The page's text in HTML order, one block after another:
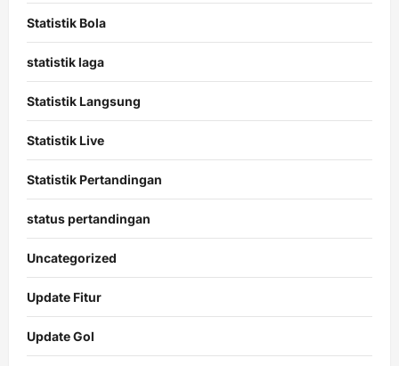
Statistik Bola
statistik laga
Statistik Langsung
Statistik Live
Statistik Pertandingan
status pertandingan
Uncategorized
Update Fitur
Update Gol